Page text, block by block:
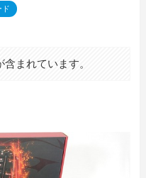
ド
まれています。